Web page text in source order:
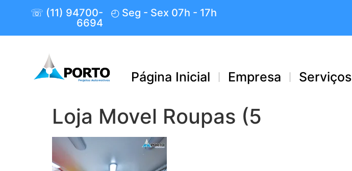
☏ (11) 94700-
6694
◴ Seg - Sex 07h - 17h
Página Inicial Empresa Serviços
Loja Movel Roupas (5